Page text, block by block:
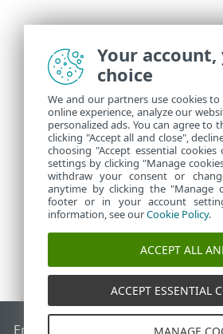
End of Life ESET Databáze znalostí
Your
choice
We and our partners use cookies
online experience, analyze our
personalized ads. You can agree to
clicking "Accept all and close",
choosing "Accept essential
settings by clicking "Manage
withdraw your consent or
anytime by clicking the "Manage
footer or in your account
information, see ourCookie Policy.
ACCEPT ALL
ACCEPT ESSENTIAL